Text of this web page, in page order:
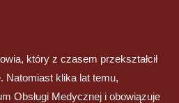
który z czasem przekształcił
Natomiast klika lat temu,
Obsługi Medycznej i obowiązuje